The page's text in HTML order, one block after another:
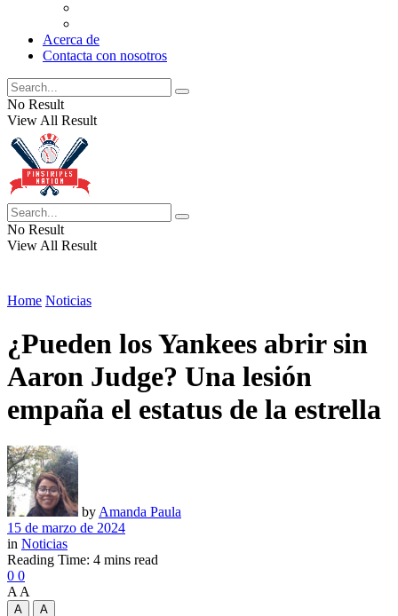
Acerca de
Contacta con nosotros
No Result
View All Result
No Result
View All Result
Home Noticias
¿Pueden los Yankees abrir sin
Aaron Judge? Una lesión
empaña el estatus de la estrella
by Amanda Paula
15 de marzo de 2024
in Noticias
Reading Time: 4 mins read
0 0
A A
A
A